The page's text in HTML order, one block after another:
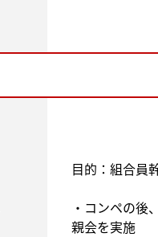
目的：組合員
・コンペの後
親会を実施